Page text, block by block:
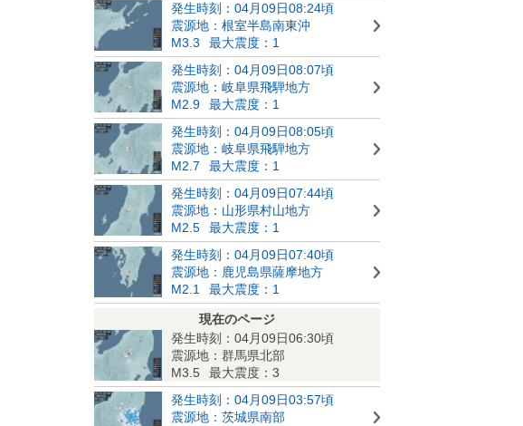
発生時刻：04月09日08:24頃
震源地：根室半島南東沖
M3.3
最大震度：1
発生時刻：04月09日08:07頃
震源地：岐阜県飛騨地方
M2.9
最大震度：1
発生時刻：04月09日08:05頃
震源地：岐阜県飛騨地方
M2.7
最大震度：1
発生時刻：04月09日07:44頃
震源地：山形県村山地方
M2.5
最大震度：1
発生時刻：04月09日07:40頃
震源地：鹿児島県薩摩地方
M2.1
最大震度：1
現在のページ
発生時刻：04月09日06:30頃
震源地：群馬県北部
M3.5
最大震度：3
発生時刻：04月09日03:57頃
震源地：茨城県南部